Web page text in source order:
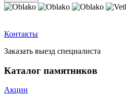
Контакты
Заказать выезд специалиста
Каталог памятников
Акции